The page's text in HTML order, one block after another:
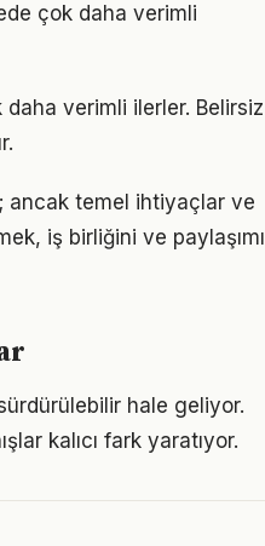
çok daha verimli
verimli ilerler. Belirsiz
ancak temel ihtiyaçlar ve
iş birliğini ve paylaşımı
hale geliyor.
kalıcı fark yaratıyor.